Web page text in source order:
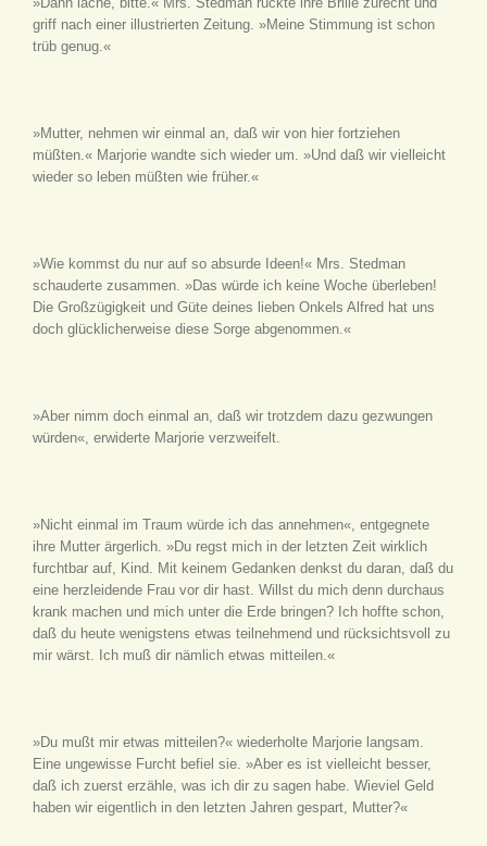
griff nach einer illustrierten Zeitung. »Meine Stimmung ist schon
trüb genug.«
»Mutter, nehmen wir einmal an, daß wir von hier fortziehen
müßten.« Marjorie wandte sich wieder um. »Und daß wir vielleicht
wieder so leben müßten wie früher.«
»Wie kommst du nur auf so absurde Ideen!« Mrs. Stedman
schauderte zusammen. »Das würde ich keine Woche überleben!
Die Großzügigkeit und Güte deines lieben Onkels Alfred hat uns
doch glücklicherweise diese Sorge abgenommen.«
»Aber nimm doch einmal an, daß wir trotzdem dazu gezwungen
würden«, erwiderte Marjorie verzweifelt.
»Nicht einmal im Traum würde ich das annehmen«, entgegnete
ihre Mutter ärgerlich. »Du regst mich in der letzten Zeit wirklich
furchtbar auf, Kind. Mit keinem Gedanken denkst du daran, daß du
eine herzleidende Frau vor dir hast. Willst du mich denn durchaus
krank machen und mich unter die Erde bringen? Ich hoffte schon,
daß du heute wenigstens etwas teilnehmend und rücksichtsvoll zu
mir wärst. Ich muß dir nämlich etwas mitteilen.«
»Du mußt mir etwas mitteilen?« wiederholte Marjorie langsam.
Eine ungewisse Furcht befiel sie. »Aber es ist vielleicht besser,
daß ich zuerst erzähle, was ich dir zu sagen habe. Wieviel Geld
haben wir eigentlich in den letzten Jahren gespart, Mutter?«